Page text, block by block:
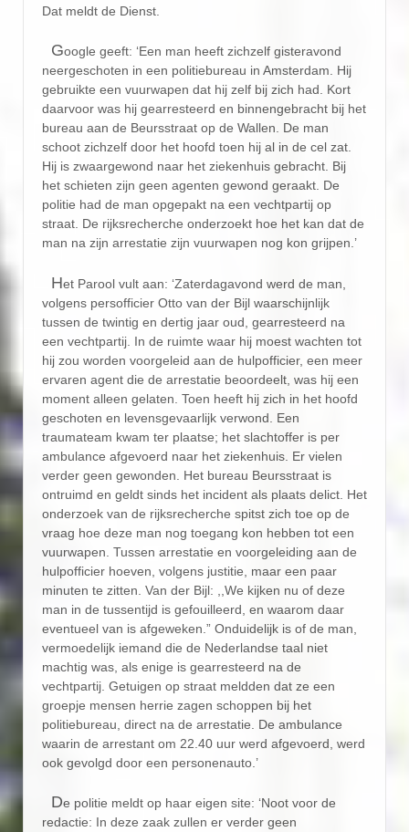
Dat meldt de Dienst.
Google geeft: ‘Een man heeft zichzelf gisteravond
neergeschoten in een politiebureau in Amsterdam. Hij
gebruikte een vuurwapen dat hij zelf bij zich had. Kort
daarvoor was hij gearresteerd en binnengebracht bij het
bureau aan de Beursstraat op de Wallen. De man
schoot zichzelf door het hoofd toen hij al in de cel zat.
Hij is zwaargewond naar het ziekenhuis gebracht. Bij
het schieten zijn geen agenten gewond geraakt. De
politie had de man opgepakt na een vechtpartij op
straat. De rijksrecherche onderzoekt hoe het kan dat de
man na zijn arrestatie zijn vuurwapen nog kon grijpen.’
Het Parool vult aan: ‘Zaterdagavond werd de man,
volgens persofficier Otto van der Bijl waarschijnlijk
tussen de twintig en dertig jaar oud, gearresteerd na
een vechtpartij. In de ruimte waar hij moest wachten tot
hij zou worden voorgeleid aan de hulpofficier, een meer
ervaren agent die de arrestatie beoordeelt, was hij een
moment alleen gelaten. Toen heeft hij zich in het hoofd
geschoten en levensgevaarlijk verwond. Een
traumateam kwam ter plaatse; het slachtoffer is per
ambulance afgevoerd naar het ziekenhuis. Er vielen
verder geen gewonden. Het bureau Beursstraat is
ontruimd en geldt sinds het incident als plaats delict. Het
onderzoek van de rijksrecherche spitst zich toe op de
vraag hoe deze man nog toegang kon hebben tot een
vuurwapen. Tussen arrestatie en voorgeleiding aan de
hulpofficier hoeven, volgens justitie, maar een paar
minuten te zitten. Van der Bijl: ,,We kijken nu of deze
man in de tussentijd is gefouilleerd, en waarom daar
eventueel van is afgeweken.” Onduidelijk is of de man,
vermoedelijk iemand die de Nederlandse taal niet
machtig was, als enige is gearresteerd na de
vechtpartij. Getuigen op straat meldden dat ze een
groepje mensen herrie zagen schoppen bij het
politiebureau, direct na de arrestatie. De ambulance
waarin de arrestant om 22.40 uur werd afgevoerd, werd
ook gevolgd door een personenauto.’
De politie meldt op haar eigen site: ‘Noot voor de
redactie: In deze zaak zullen er verder geen